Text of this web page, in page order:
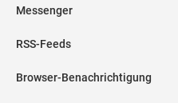
Messenger
RSS-Feeds
Browser-Benachrichtigung